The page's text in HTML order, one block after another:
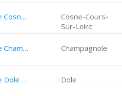
Crédit Immobilier de France Cosne-Cours-Sur-Loire 35 Rue Du Commerce
Cosne-Cours-
Sur-Loire
Crédit Immobilier de France Champagnole 24 Avenue de La République Champagnole
Crédit Immobilier de France Dole 58 Rue des Arènes Dole